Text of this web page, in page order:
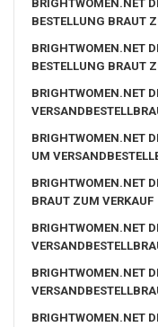
BRIGHTWOMEN.NET
BESTELLUNG BRAUT
BRIGHTWOMEN.NET
BESTELLUNG BRAUT
BRIGHTWOMEN.NET
BRIGHTWOMEN.NET
UM
BRIGHTWOMEN.NET
BRAUT ZUM VERKAUF
BRIGHTWOMEN.NET
BRIGHTWOMEN.NET
BRIGHTWOMEN.NET